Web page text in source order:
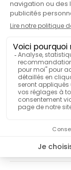
promettere.
GAMMA
QUANTITÀ DI
VENDUTO IN
CERTIFICAZIONE